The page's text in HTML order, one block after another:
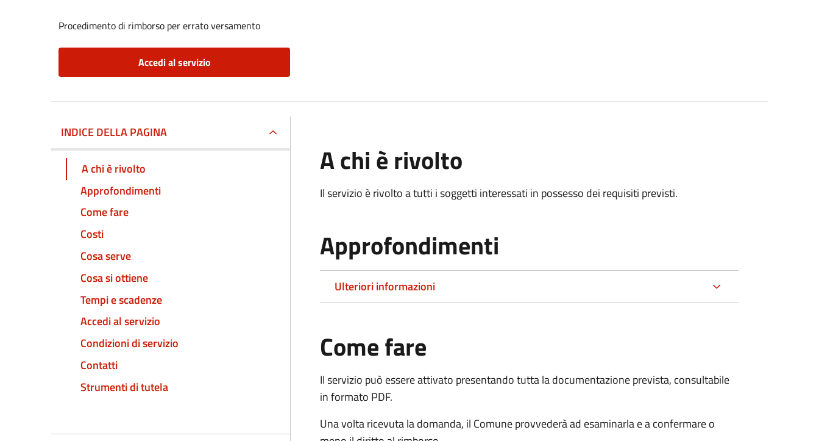
Procedimento di rimborso per errato versamento
Accedi al servizio
INDICE DELLA PAGINA
A chi è rivolto
Approfondimenti
Come fare
Costi
Cosa serve
Cosa si ottiene
Tempi e scadenze
Accedi al servizio
Condizioni di servizio
Contatti
Strumenti di tutela
A chi è rivolto
Il servizio è rivolto a tutti i soggetti interessati in possesso dei requisiti previsti.
Approfondimenti
Ulteriori informazioni
Come fare
Il servizio può essere attivato presentando tutta la documentazione prevista, consultabile
in formato PDF.
Una volta ricevuta la domanda, il Comune provvederà ad esaminarla e a confermare o